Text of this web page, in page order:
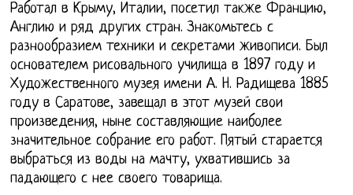
Работал в Крыму, Италии, посетил также Францию,
Англию и ряд других стран. Знакомьтесь с
разнообразием техники и секретами живописи. Был
основателем рисовального училища в 1897 году и
Художественного музея имени А. Н. Радищева 1885
году в Саратове, завещал в этот музей свои
произведения, ныне составляющие наиболее
значительное собрание его работ. Пятый старается
выбраться из воды на мачту, ухватившись за
падающего с нее своего товарища.